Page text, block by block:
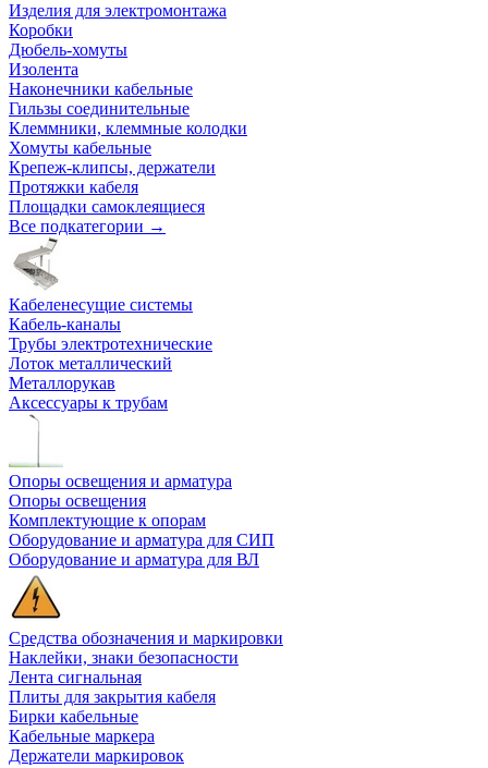
Изделия для электромонтажа
Коробки
Дюбель-хомуты
Изолента
Наконечники кабельные
Гильзы соединительные
Клеммники, клеммные колодки
Хомуты кабельные
Крепеж-клипсы, держатели
Протяжки кабеля
Площадки самоклеящиеся
Все подкатегории →
Кабеленесущие системы
Кабель-каналы
Трубы электротехнические
Лоток металлический
Металлорукав
Аксессуары к трубам
Опоры освещения и арматура
Опоры освещения
Комплектующие к опорам
Оборудование и арматура для СИП
Оборудование и арматура для ВЛ
Средства обозначения и маркировки
Наклейки, знаки безопасности
Лента сигнальная
Плиты для закрытия кабеля
Бирки кабельные
Кабельные маркера
Держатели маркировок